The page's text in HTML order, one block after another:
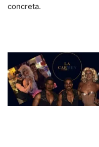
concreta.